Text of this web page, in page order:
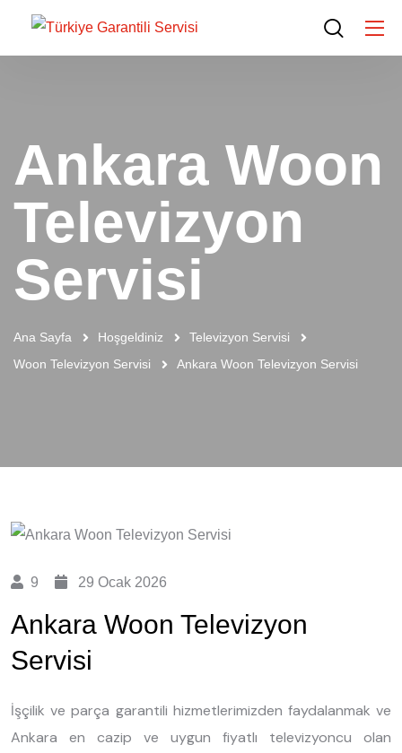
Ankara Woon
Televizyon
Servisi
Ana Sayfa Hoşgeldiniz
Televizyon Servisi
Woon Televizyon Servisi
Ankara Woon Televizyon Servisi
9 29 Ocak 2026
Ankara Woon Televizyon
Servisi
İşçilik ve parça garantili hizmetlerimizden faydalanmak ve
Ankara en cazip ve uygun fiyatlı televizyoncu olan